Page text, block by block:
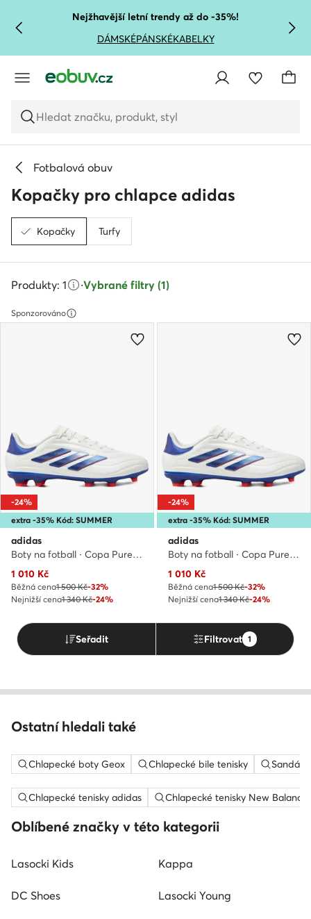
PŘEJÍT NA HLAVNÍ OBSAH
PŘEJÍT NA VYHLEDÁVÁNÍ
Nejžhavější letní trendy až do -35%!
DÁMSKÉPÁNSKÉKABELKY
Hledat značku, produkt, styl
Fotbalová obuv
Kopačky pro chlapce adidas
Kopačky Turfy
Produkty: 1 ·Vybrané filtry (1)
Sponzorováno
extra -35% Kód: SUMMER
-24%
adidas
Boty na fotball · Copa Pure 2 League FG IG6411 · Bílá
Aktuální cena
1 010 Kč
Běžná cena1 500 Kč-32%
Nejnižší cena1 340 Kč-24%
extra -35% Kód: SUMMER
-24%
adidas
Boty na fotball · Copa Pure 2 League FG IG6411 · Bílá
Aktuální cena
1 010 Kč
Běžná cena1 500 Kč-32%
Nejnižší cena1 340 Kč-24%
Seřadit Filtrovat 1
Ostatní hledali také
Chlapecké boty Geox Chlapecké bile tenisky Sandály
Chlapecké tenisky adidas Chlapecké tenisky New Balance
Oblíbené značky v této kategorii
Lasocki Kids Kappa
DC Shoes Lasocki Young